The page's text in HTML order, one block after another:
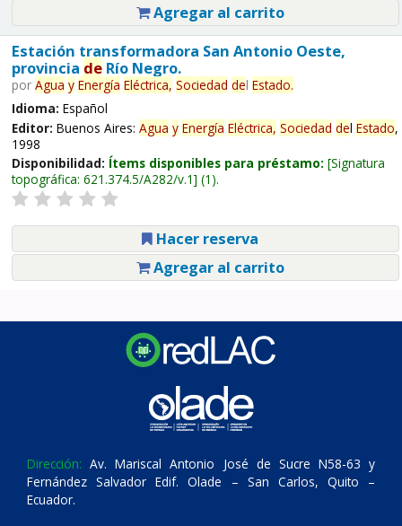
Agregar al carrito
Estación transformadora San Antonio Oeste,
provincia deRío Negro.
por Agua y Energía Eléctrica, Sociedad del Estado.
Idioma: Español
Editor: Buenos Aires: Agua y Energía Eléctrica, Sociedad del Estado,
1998
Disponibilidad: Ítems disponibles para préstamo: Signatura
topográfica: 621.374.5/A282/v.1 (1).
Hacer reserva
Agregar al carrito
Dirección: Av. Mariscal Antonio José de Sucre N58-63 y
Fernández Salvador Edif. Olade – San Carlos, Quito –
Ecuador.